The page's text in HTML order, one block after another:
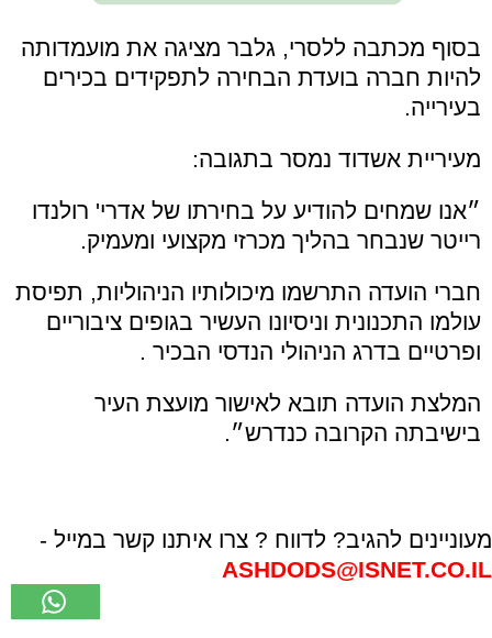
בסוף מכתבה ללסרי, גלבר מציגה את מועמדותה
להיות חברה בועדת הבחירה לתפקידים בכירים
בעירייה.
מעיריית אשדוד נמסר בתגובה:
״אנו שמחים להודיע על בחירתו של אדרי' רולנדו
רייטר שנבחר בהליך מכרזי מקצועי ומעמיק.
חברי הועדה התרשמו מיכולותיו הניהוליות, תפיסת
עולמו התכנונית וניסיונו העשיר בגופים ציבוריים
ופרטיים בדרג הניהולי הנדסי הבכיר .
המלצת הועדה תובא לאישור מועצת העיר
בישיבתה הקרובה כנדרש״.
מעוניינים להגיב? לדווח ? צרו איתנו קשר במייל -
ASHDODS@ISNET.CO.IL